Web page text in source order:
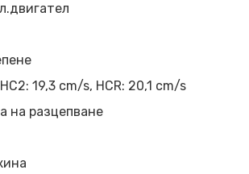
19,3 cm/s, HCR: 20,1 cm/s
на разцепване